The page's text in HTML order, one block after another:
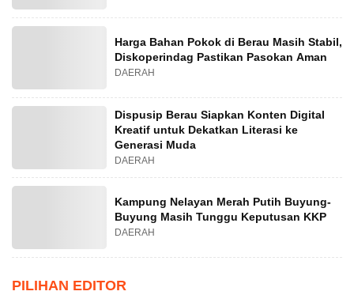
Harga Bahan Pokok di Berau Masih Stabil,
Diskoperindag Pastikan Pasokan Aman
DAERAH
Dispusip Berau Siapkan Konten Digital
Kreatif untuk Dekatkan Literasi ke
Generasi Muda
DAERAH
Kampung Nelayan Merah Putih Buyung-
Buyung Masih Tunggu Keputusan KKP
DAERAH
PILIHAN EDITOR